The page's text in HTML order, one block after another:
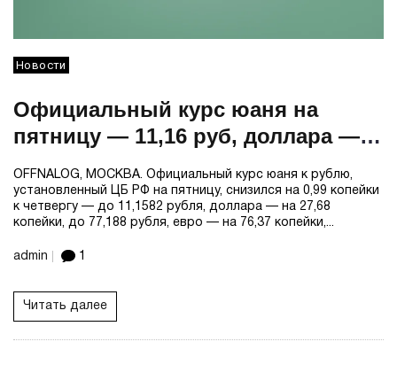
Новости
Официальный курс юаня на
пятницу — 11,16 руб, доллара —
77,19 руб, евро — 91,71 руб
OFFNALOG, МОСКВА. Официальный курс юаня к рублю,
установленный ЦБ РФ на пятницу, снизился на 0,99 копейки
к четвергу — до 11,1582 рубля, доллара — на 27,68
копейки, до 77,188 рубля, евро — на 76,37 копейки,...
admin 1
Читать далее